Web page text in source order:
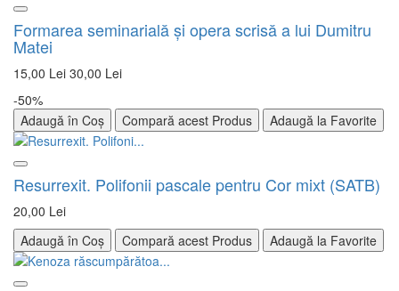
Formarea seminarială şi opera scrisă a lui Dumitru
Matei
15,00 Lei 30,00 Lei
-50%
Adaugă în Coș
Compară acest Produs Adaugă la Favorite
Resurrexit. Polifonii pascale pentru Cor mixt (SATB)
20,00 Lei
Adaugă în Coș
Compară acest Produs Adaugă la Favorite